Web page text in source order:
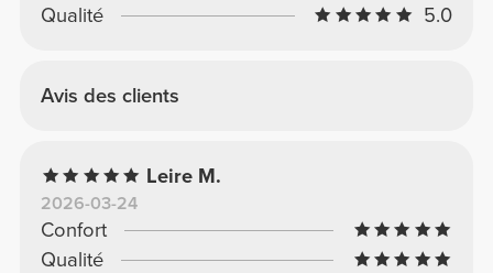
Qualité
5.0
Avis des clients
Leire M.
2026-03-24
Confort
Qualité